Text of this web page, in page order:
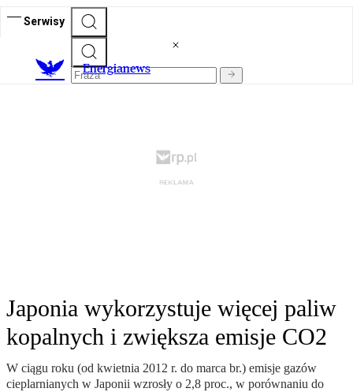
Serwisy
Energianews
Japonia wykorzystuje więcej paliw
kopalnych i zwiększa emisje CO2
W ciągu roku (od kwietnia 2012 r. do marca br.) emisje gazów
cieplarnianych w Japonii wzrosły o 2,8 proc., w porównaniu do